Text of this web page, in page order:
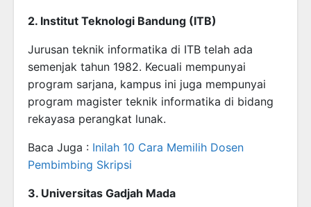
2. Institut Teknologi Bandung (ITB)
Jurusan teknik informatika di ITB telah ada
semenjak tahun 1982. Kecuali mempunyai
program sarjana, kampus ini juga mempunyai
program magister teknik informatika di bidang
rekayasa perangkat lunak.
Baca Juga : Inilah 10 Cara Memilih Dosen
Pembimbing Skripsi
3. Universitas Gadjah Mada